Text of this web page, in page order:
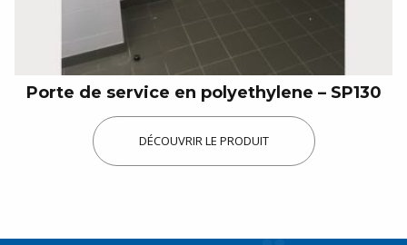
Porte de service en polyethylene – SP130
DÉCOUVRIR LE PRODUIT